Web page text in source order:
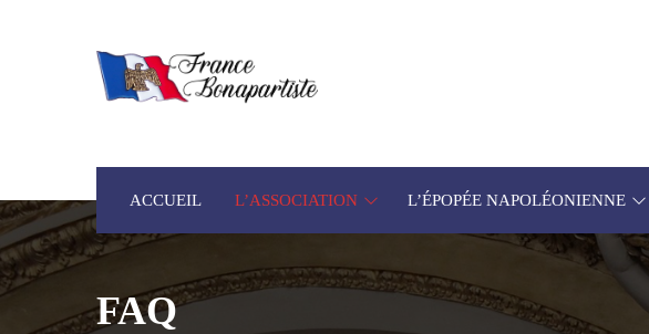
ACCUEIL L’ASSOCIATION L’ÉPOPÉE NAPOLÉONIENNE
FAQ